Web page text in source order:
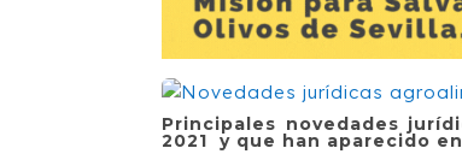
Principales novedades
2021 y que han aparecido en